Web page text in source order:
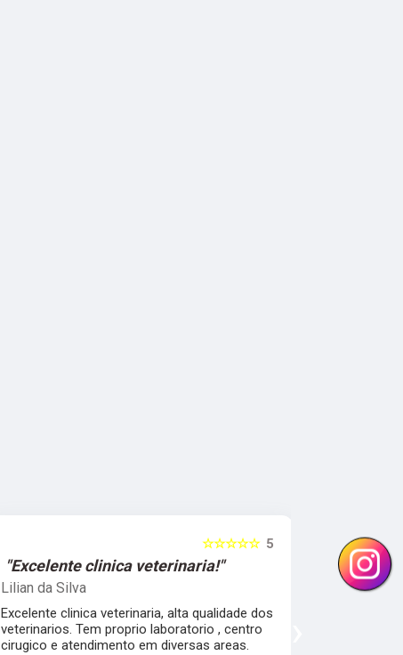
5
☆☆☆☆☆
"Excelente clinica veterinaria!"
Lilian da Silva
Excelente clinica veterinaria, alta qualidade dos
veterinarios. Tem proprio laboratorio , centro
cirugico e atendimento em diversas areas.
Damile